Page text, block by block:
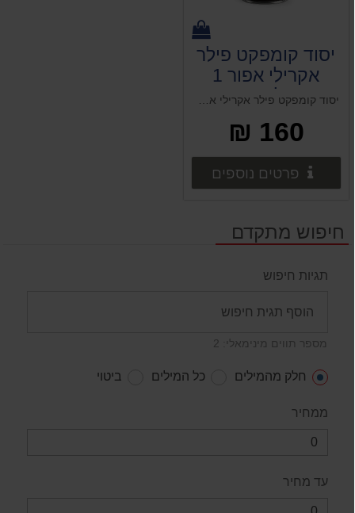
יסוד קומפקט פילר
אקרילי אפור 1
ליטר
160 ₪
פרטים נוספים
חיפוש מתקדם
תגיות חיפוש
מספר תווים מינימאלי: 2
חלק מהמילים כל המילים ביטוי
ממחיר
עד מחיר